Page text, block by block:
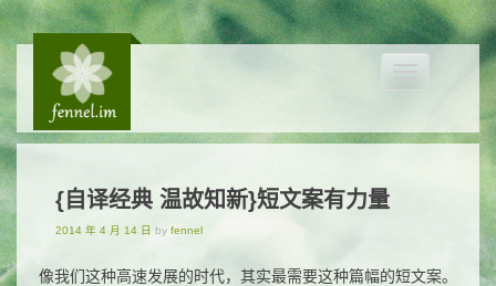
{自译经典 温故知新}短文案有力量
2014 年 4 月 14 日 by fennel
像我们这种高速发展的时代，其实最需要这种篇幅的短文案。